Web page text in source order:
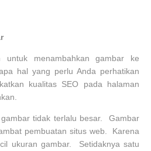
untuk menambahkan gambar ke
hal yang perlu Anda perhatikan
kualitas SEO pada halaman
tidak terlalu besar. Gambar
pembuatan situs web. Karena
ukuran gambar. Setidaknya satu